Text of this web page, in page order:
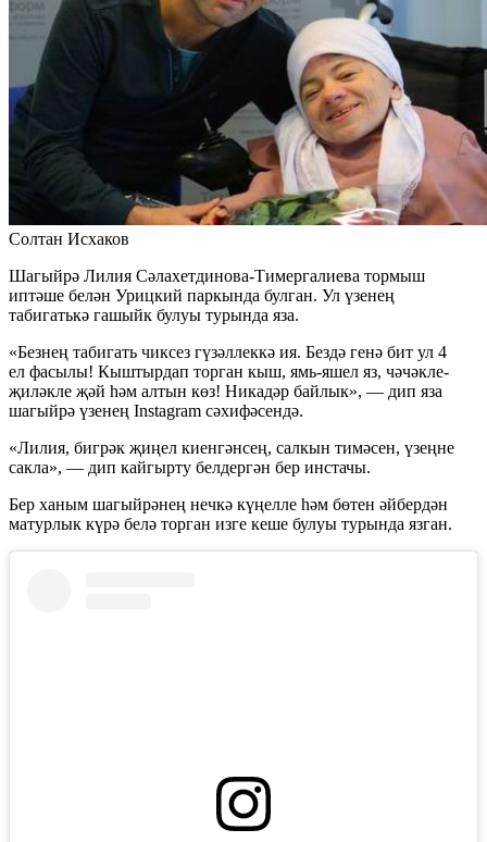
Солтан Исхаков
Шагыйрә Лилия Сәлахетдинова-Тимергалиева тормыш
иптәше белән Урицкий паркында булган. Ул үзенең
табигатькә гашыйк булуы турында яза.
«Безнең табигать чиксез гүзәллеккә ия. Бездә генә бит ул 4
ел фасылы! Кыштырдап торган кыш, ямь-яшел яз, чәчәкле-
җиләкле җәй һәм алтын көз! Никадәр байлык», — дип яза
шагыйрә үзенең Instagram сәхифәсендә.
«Лилия, бигрәк җиңел киенгәнсең, салкын тимәсен, үзеңне
сакла», — дип кайгырту белдергән бер инстачы.
Бер ханым шагыйрәнең нечкә күңелле һәм бөтен әйбердән
матурлык күрә белә торган изге кеше булуы турында язган.